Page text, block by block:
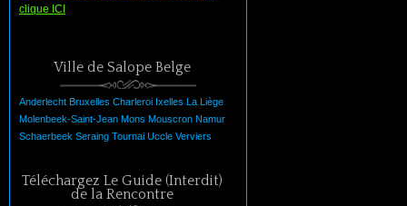
clique ICI
Ville de Salope Belge
Anderlecht Bruxelles Charleroi Ixelles La Liège
Molenbeek-Saint-Jean Mons Mouscron Namur
Schaerbeek Seraing Tournai Uccle Verviers
Téléchargez Le Guide (Interdit)
de la Rencontre